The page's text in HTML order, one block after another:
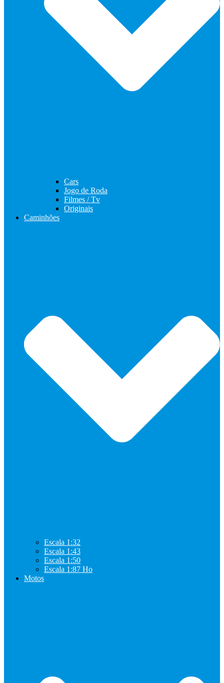
Cars
Jogo de Roda
Filmes / Tv
Originais
Caminhões
Escala 1:32
Escala 1:43
Escala 1:50
Escala 1:87 Ho
Motos